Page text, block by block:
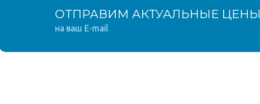
ОТПРАВИМ АКТУАЛЬНЫЕ ЦЕНЫ
на ваш E-mail